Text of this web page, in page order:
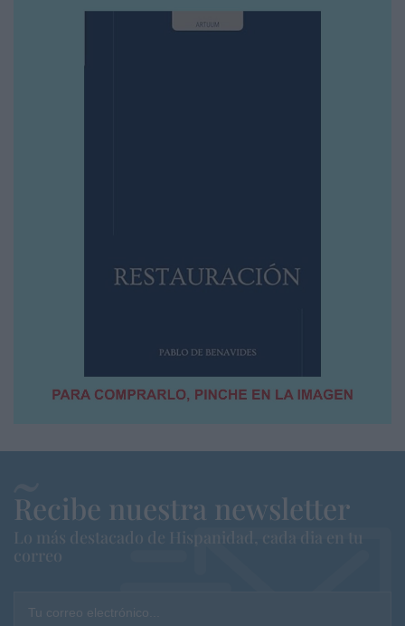
Recibe nuestra newsletter
Lo más destacado de Hispanidad, cada dia en tu
correo
Tu correo electrónico...